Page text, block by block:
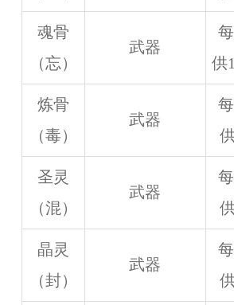
魂骨
（忘）
武器
供
炼骨
（毒）
武器
圣灵
（混）
武器
晶灵
（封）
武器